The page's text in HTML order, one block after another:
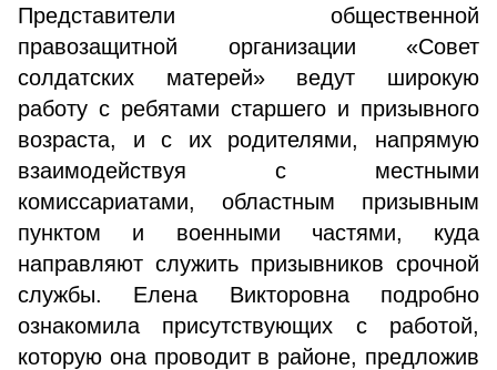
Представители общественной
правозащитной организации «Совет
солдатских матерей» ведут широкую
работу с ребятами старшего и призывного
возраста, и с их родителями, напрямую
взаимодействуя с местными
комиссариатами, областным призывным
пунктом и военными частями, куда
направляют служить призывников срочной
службы. Елена Викторовна подробно
ознакомила присутствующих с работой,
которую она проводит в районе, предложив